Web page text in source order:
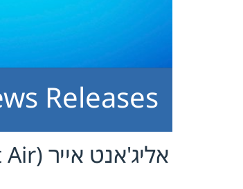
Releases
אליג'אנט אייר (Allegiant Air) רוכשת כ-100 מטוסי בואינג MAX737